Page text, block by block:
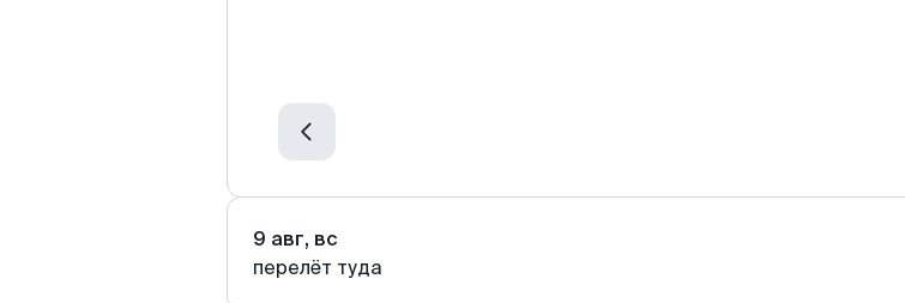
9 авг, вс
перелёт туда